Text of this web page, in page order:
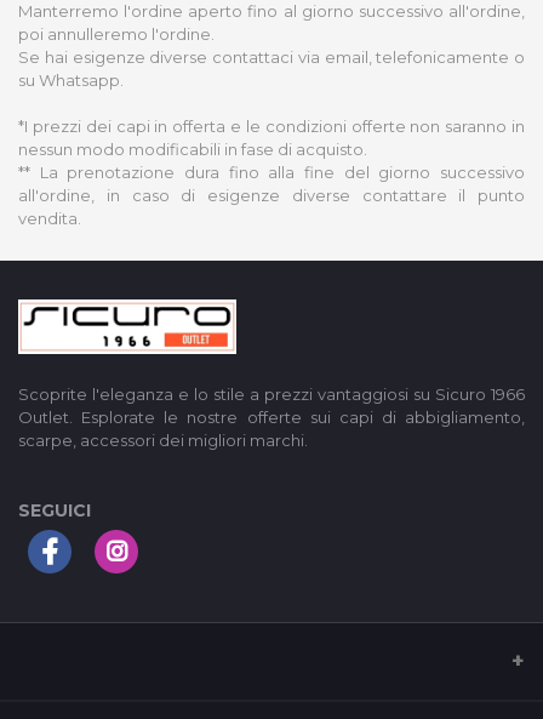
Manterremo l'ordine aperto fino al giorno successivo all'ordine,
poi annulleremo l'ordine.
Se hai esigenze diverse contattaci via email, telefonicamente o
su Whatsapp.
*I prezzi dei capi in offerta e le condizioni offerte non saranno in
nessun modo modificabili in fase di acquisto.
** La prenotazione dura fino alla fine del giorno successivo
all'ordine, in caso di esigenze diverse contattare il punto
vendita.
Scoprite l'eleganza e lo stile a prezzi vantaggiosi su Sicuro 1966
Outlet. Esplorate le nostre offerte sui capi di abbigliamento,
scarpe, accessori dei migliori marchi.
SEGUICI